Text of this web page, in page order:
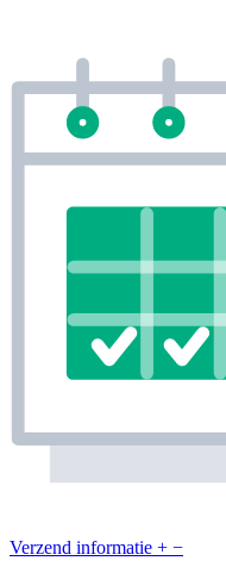
Verzend informatie + −